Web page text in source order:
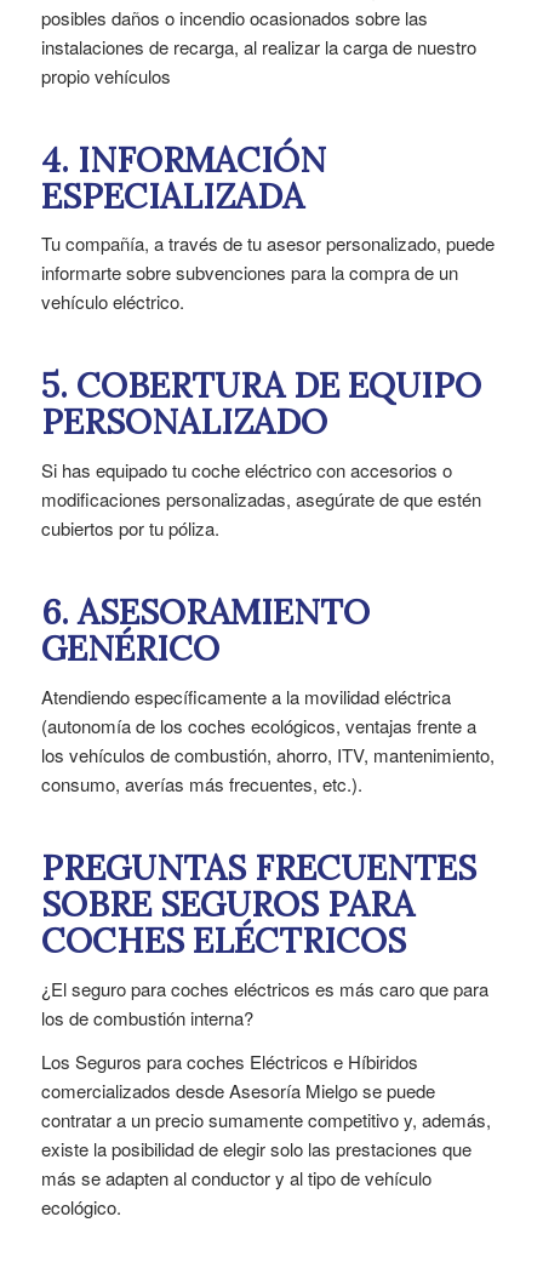
posibles daños o incendio ocasionados sobre las
instalaciones de recarga, al realizar la carga de nuestro
propio vehículos
4. INFORMACIÓN
ESPECIALIZADA
Tu compañía, a través de tu asesor personalizado, puede
informarte sobre subvenciones para la compra de un
vehículo eléctrico.
5. COBERTURA DE EQUIPO
PERSONALIZADO
Si has equipado tu coche eléctrico con accesorios o
modificaciones personalizadas, asegúrate de que estén
cubiertos por tu póliza.
6. ASESORAMIENTO
GENÉRICO
Atendiendo específicamente a la movilidad eléctrica
(autonomía de los coches ecológicos, ventajas frente a
los vehículos de combustión, ahorro, ITV, mantenimiento,
consumo, averías más frecuentes, etc.).
PREGUNTAS FRECUENTES
SOBRE SEGUROS PARA
COCHES ELÉCTRICOS
¿El seguro para coches eléctricos es más caro que para
los de combustión interna?
Los Seguros para coches Eléctricos e Híbiridos
comercializados desde Asesoría Mielgo se puede
contratar a un precio sumamente competitivo y, además,
existe la posibilidad de elegir solo las prestaciones que
más se adapten al conductor y al tipo de vehículo
ecológico.